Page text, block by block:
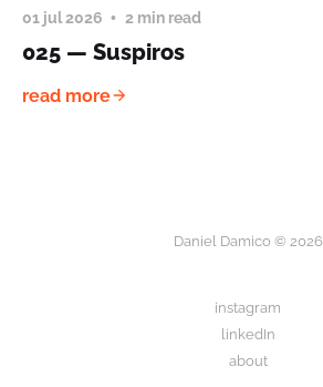
01 jul 2026 2 min read
025 — Suspiros
read more
Daniel Damico © 2026
instagram
linkedIn
about